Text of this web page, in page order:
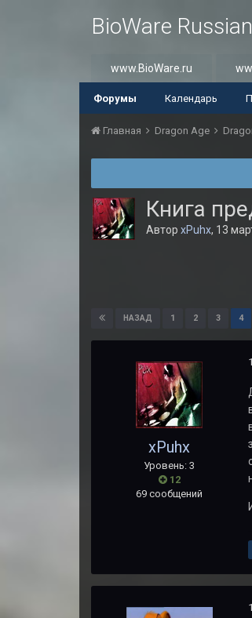
BioWare
www.BioWare.ru
Форумы Календарь
Главная Dragon Age
Книга
Автор xPuhx, 13
НАЗАД 1 2 3 4
xPuhx
Уровень: 3
12
69 сообщений